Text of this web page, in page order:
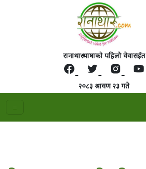
रानाथारु भाषाको पहिलो वेवासईत
२०८३ श्रावण २३ गते